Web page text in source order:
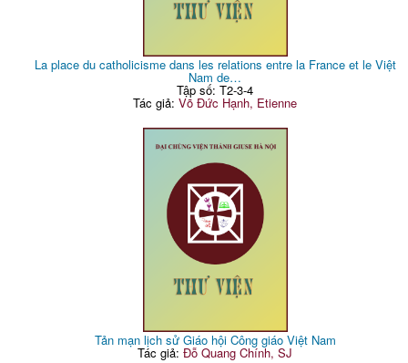
La place du catholicisme dans les relations entre la France et le Việt
Nam de…
Tập số: T2-3-4
Tác giả:Võ Đức Hạnh, Etienne
Tản mạn lịch sử Giáo hội Công giáo Việt Nam
Tác giả:Đỗ Quang Chính, SJ